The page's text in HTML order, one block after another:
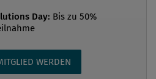
Day: Bis zu 50%
WERDEN